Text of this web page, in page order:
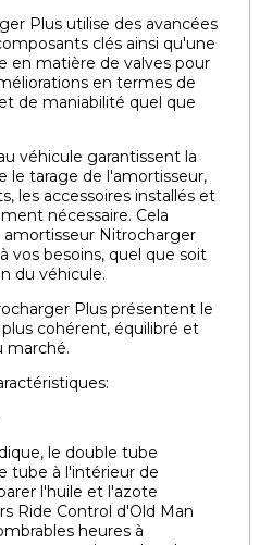
Plus utilise des avancées
clés ainsi qu'une
en matière de valves pour
en termes de
de maniabilité quel que
véhicule garantissent la
le tarage de l'amortisseur,
les accessoires installés et
nécessaire. Cela
Nitrocharger
vos besoins, quel que soit
du véhicule.
Plus présentent le
cohérent, équilibré et
marché.
le double tube
tube à l'intérieur de
l'huile et l'azote
Ride Control d'Old Man
heures à